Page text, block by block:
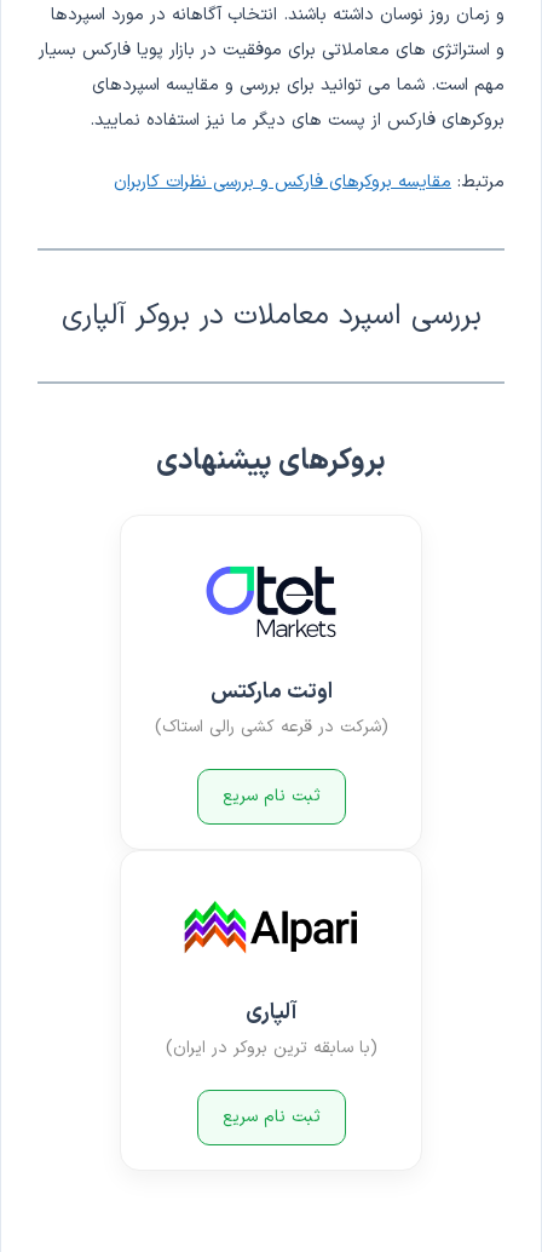
و زمان روز نوسان داشته باشند. انتخاب آگاهانه در مورد اسپردها
و استراتژی های معاملاتی برای موفقیت در بازار پویا فارکس بسیار
مهم است. شما می توانید برای بررسی و مقایسه اسپردهای
بروکرهای فارکس از پست های دیگر ما نیز استفاده نمایید.
مرتبط: مقایسه بروکرهای فارکس و بررسی نظرات کاربران
بررسی اسپرد معاملات در بروکر آلپاری
بروکرهای پیشنهادی
اوتت مارکتس
(شرکت در قرعه کشی رالی استاک)
ثبت نام سریع
آلپاری
(با سابقه ترین بروکر در ایران)
ثبت نام سریع